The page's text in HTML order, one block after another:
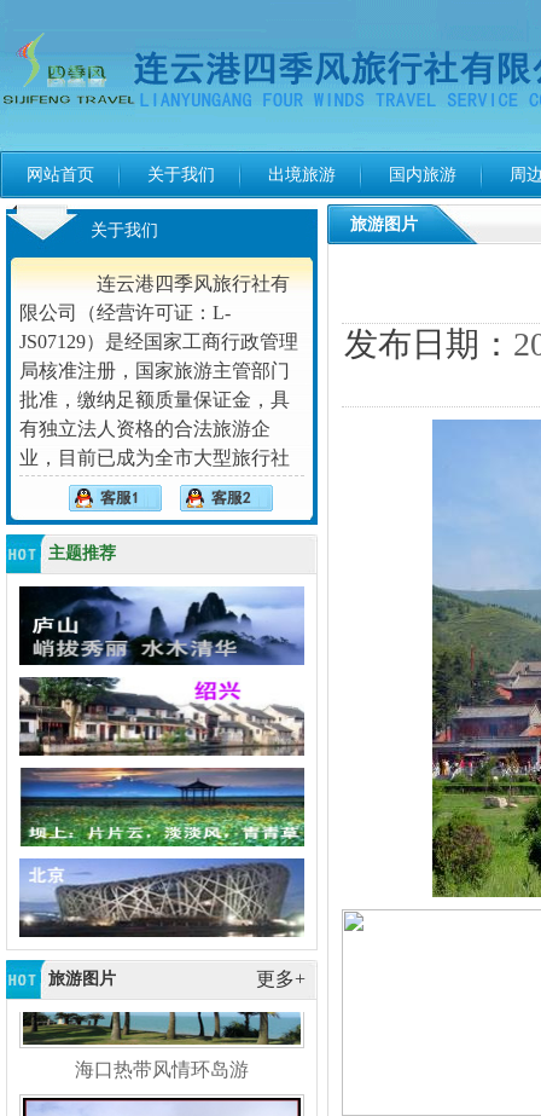
网站首页 关于我们 出境旅游 国内旅游 周
关于我们
连云港四季风旅行社有
限公司（经营许可证：L-
JS07129）是经国家工商行政管理
局核准注册，国家旅游主管部门
批准，缴纳足额质量保证金，具
有独立法人资格的合法旅游企
业，目前已成为全市大型旅行社
之一。公司自成立以来与业内颇
具实力的旅游企业结成了互惠互
利的密切联系。开发了具有独特
的精华、豪华、实惠等不同价
位、不同标准的四季风旅游线路
产品，可安排各界人士、企事业
单位旅游、观光考察、拓展训
练、会务等业务。目前公司已形
成了覆盖全国主要景点的旅游线
路，并积 力于旅游新产品的开
发，我们将旅游产品，以 的服
务，以优惠的价格，为游客的
食、住、行、游、购、娱提供安
全、舒适、有保障的服务。公司
坚持“诚信为本，质量求存”的服
务理念，服务社会，服务大众，
我们的宗旨是让你“高兴而来，满
意而归”。 旅游热线：0518-
87898018 13815643399(694...
主题推荐
旅游图片 更多+
鼓浪屿
地磅控制器
桂林山水
摄像头屏蔽器
崂山-海山 名山
地磅遥控器
海口热带风情环岛游
摄像头干扰器
旅游图片
发布日期：